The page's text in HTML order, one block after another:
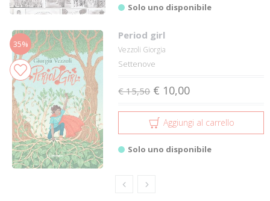
Solo uno disponibile
35%
Period girl
Vezzoli Giorgia
Settenove
€ 15,50 € 10,00
Aggiungi al carrello
Solo uno disponibile